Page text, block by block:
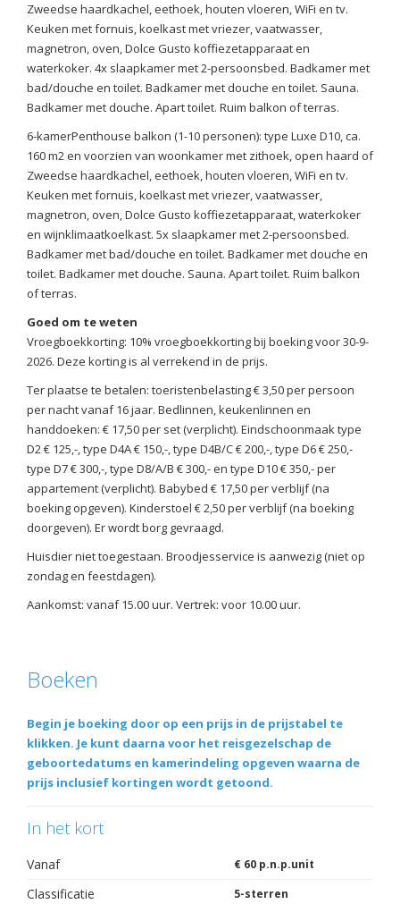
Zweedse haardkachel, eethoek, houten vloeren, WiFi en tv.
Keuken met fornuis, koelkast met vriezer, vaatwasser,
magnetron, oven, Dolce Gusto koffiezetapparaat en
waterkoker. 4x slaapkamer met 2-persoonsbed. Badkamer met
bad/douche en toilet. Badkamer met douche en toilet. Sauna.
Badkamer met douche. Apart toilet. Ruim balkon of terras.
6-kamerPenthouse balkon (1-10 personen): type Luxe D10, ca.
160 m2 en voorzien van woonkamer met zithoek, open haard of
Zweedse haardkachel, eethoek, houten vloeren, WiFi en tv.
Keuken met fornuis, koelkast met vriezer, vaatwasser,
magnetron, oven, Dolce Gusto koffiezetapparaat, waterkoker
en wijnklimaatkoelkast. 5x slaapkamer met 2-persoonsbed.
Badkamer met bad/douche en toilet. Badkamer met douche en
toilet. Badkamer met douche. Sauna. Apart toilet. Ruim balkon
of terras.
Goed om te weten
Vroegboekkorting: 10% vroegboekkorting bij boeking voor 30-9-
2026. Deze korting is al verrekend in de prijs.
Ter plaatse te betalen: toeristenbelasting € 3,50 per persoon
per nacht vanaf 16 jaar. Bedlinnen, keukenlinnen en
handdoeken: € 17,50 per set (verplicht). Eindschoonmaak type
D2 € 125,-, type D4A € 150,-, type D4B/C € 200,-, type D6 € 250,-
type D7 € 300,-, type D8/A/B € 300,- en type D10 € 350,- per
appartement (verplicht). Babybed € 17,50 per verblijf (na
boeking opgeven). Kinderstoel € 2,50 per verblijf (na boeking
doorgeven). Er wordt borg gevraagd.
Huisdier niet toegestaan. Broodjesservice is aanwezig (niet op
zondag en feestdagen).
Aankomst: vanaf 15.00 uur. Vertrek: voor 10.00 uur.
Boeken
Begin je boeking door op een prijs in de prijstabel te
klikken. Je kunt daarna voor het reisgezelschap de
geboortedatums en kamerindeling opgeven waarna de
prijs inclusief kortingen wordt getoond.
In het kort
Vanaf € 60 p.n.p.unit
Classificatie 5-sterren